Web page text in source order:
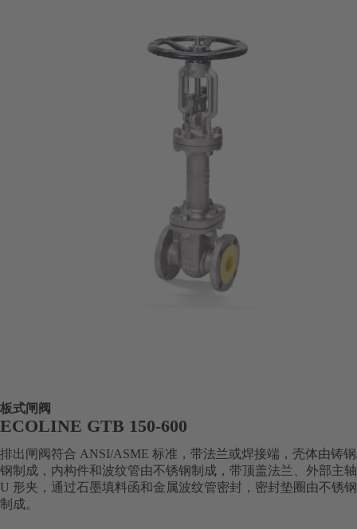
板式闸阀
ECOLINE GTB 150-600
排出闸阀符合 ANSI/ASME 标准，带法兰或焊接端，壳体由铸
钢制成，内构件和波纹管由不锈钢制成，带顶盖法兰、外部主
U 形夹，通过石墨填料函和金属波纹管密封，密封垫圈由不锈
制成。